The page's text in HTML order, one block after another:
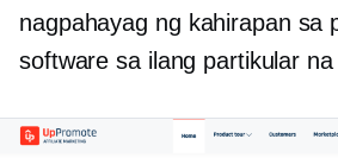
nagpahayag ng kahirapan sa
software sa ilang partikular